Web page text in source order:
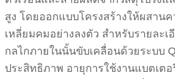
สูง โดยออกแบบโครงสร้างให้ผสาน
เหลี่ยมคมอย่างลงตัว สำหรับรายละเ
กลไกภายในนั้นขับเคลื่อนด้วยระบบ
ประสิทธิภาพ อายุการใช้งานแบตเต